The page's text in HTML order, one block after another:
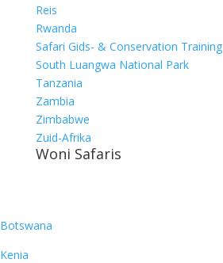
Reis
Rwanda
Safari Gids- & Conservation Training
South Luangwa National Park
Tanzania
Zambia
Zimbabwe
Zuid-Afrika
Woni Safaris
Botswana
Kenia